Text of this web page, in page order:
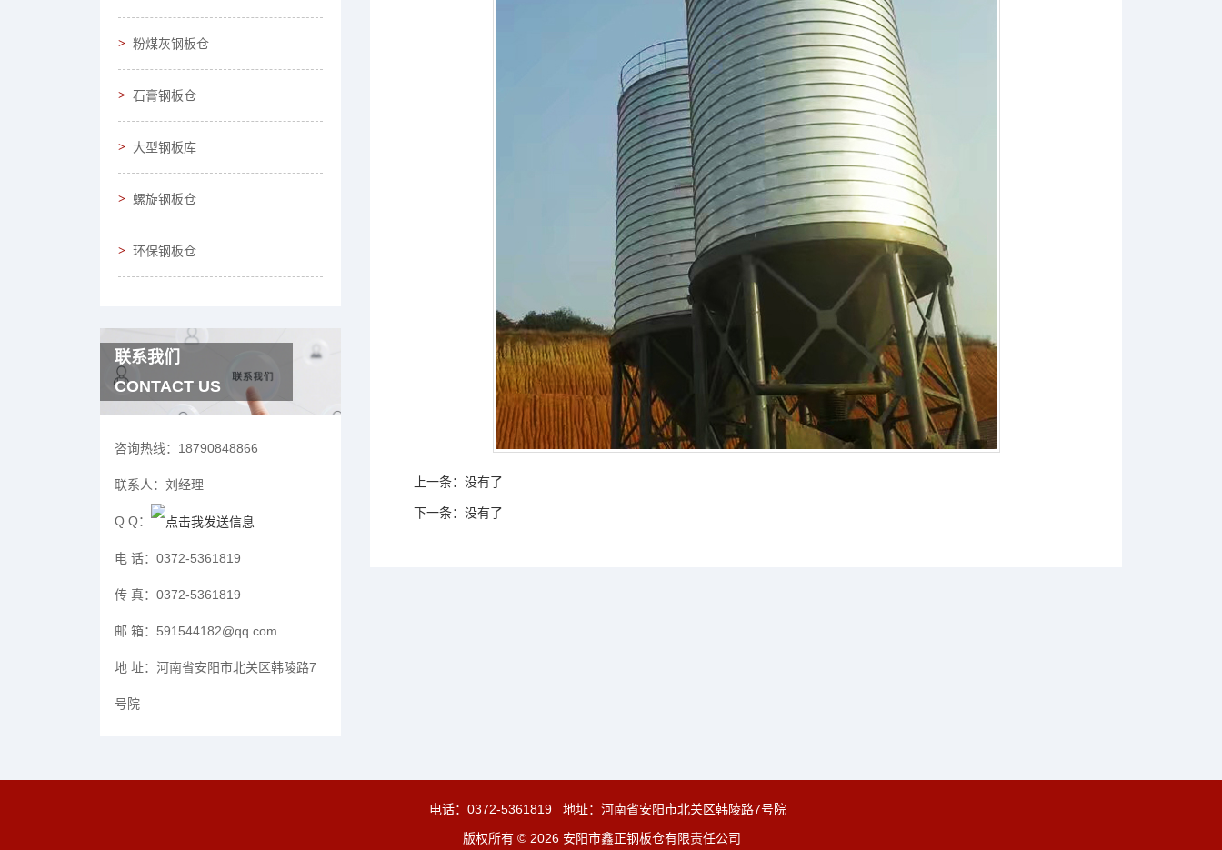
粉煤灰钢板仓
石膏钢板仓
大型钢板库
螺旋钢板仓
环保钢板仓
联系我们
CONTACT US
咨询热线： 18790848866
联系人： 刘经理
Q Q：
电 话： 0372-5361819
传 真： 0372-5361819
邮 箱： 591544182@qq.com
地 址： 河南省安阳市北关区韩陵路7
号院
上一条： 没有了
下一条： 没有了
电话： 0372-5361819
地址：河南省安阳市北关区韩陵路7号院
版权所有 © 2026 安阳市鑫正钢板仓有限责任公司